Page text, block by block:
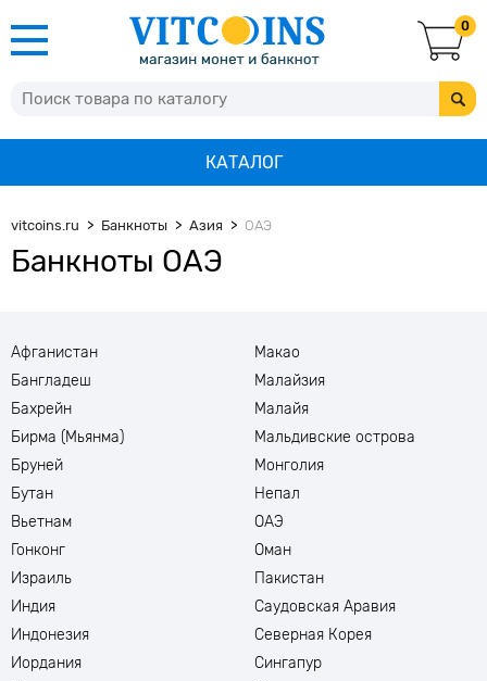
0
КАТАЛОГ
vitcoins.ru Банкноты Азия ОАЭ
Банкноты ОАЭ
Афганистан
Бангладеш
Бахрейн
Бирма (Мьянма)
Бруней
Бутан
Вьетнам
Гонконг
Израиль
Индия
Индонезия
Иордания
Макао
Малайзия
Малайя
Мальдивские острова
Монголия
Непал
ОАЭ
Оман
Пакистан
Саудовская Аравия
Северная Корея
Сингапур